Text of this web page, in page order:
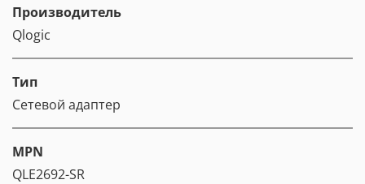
Производитель
Qlogic
Тип
Сетевой адаптер
MPN
QLE2692-SR